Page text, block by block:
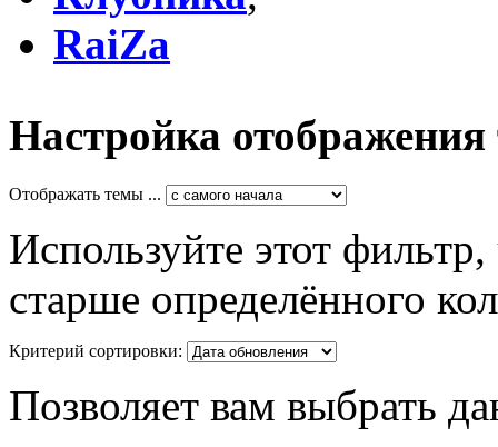
RaiZa
Настройка отображения
Отображать темы ...
Используйте этот
старше определённого
Критерий сортировки:
Позволяет вам выбрать